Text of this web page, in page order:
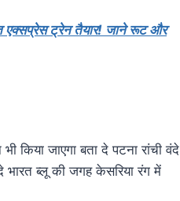
ट्रेन तैयार! जाने रूट और
किया जाएगा बता दे पटना रांची वंदे
ब्लू की जगह केसरिया रंग में